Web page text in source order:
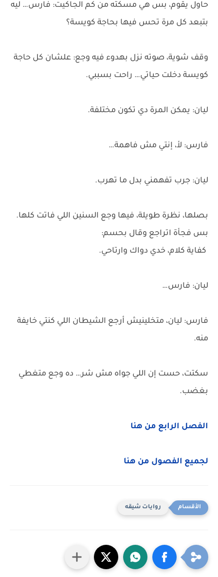
حاول يقوم، بس هي مسكته من كم الجاكيت: فارس… ليه
بتبعد كل مرة تحس فيها بحاجة كويسة؟
وقف شوية، صوته نزل بهدوء فيه وجع: علشان كل حاجة
كويسة دخلت حياتي… راحت بسببي.
ليان: يمكن المرة دي تكون مختلفة.
فارس: لأ، إنتي مش فاهمة…
ليان: جرب تفهمني بدل ما تهرب.
بصلها، نظرة طويلة، فيها وجع السنين اللي فاتت كلها.
بس فجأة اتراجع وقال بحسم:
كفاية كلام، خدي دواك وارتاحي.
ليان: فارس…
فارس: ليان، متخلينيش أرجع الشيطان اللي كنتي خايفة
منه.
سكتت، حست إن اللي جواه مش شر… ده وجع متغطي
بغضب.
الفصل الرابع من هنا
لجميع الفصول من هنا
روايات شيقه